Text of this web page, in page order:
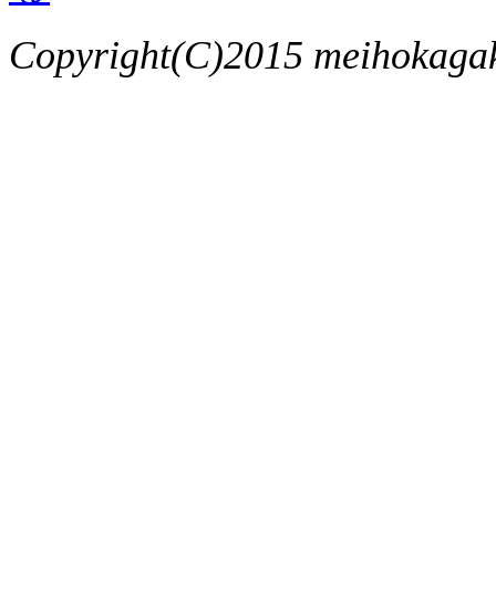
Copyright(C)2015